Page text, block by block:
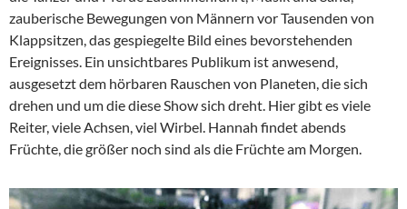
zauberische Bewegungen von Männern vor Tausenden von
Klappsitzen, das gespiegelte Bild eines bevorstehenden
Ereignisses. Ein unsichtbares Publikum ist anwesend,
ausgesetzt dem hörbaren Rauschen von Planeten, die sich
drehen und um die diese Show sich dreht. Hier gibt es viele
Reiter, viele Achsen, viel Wirbel. Hannah findet abends
Früchte, die größer noch sind als die Früchte am Morgen.